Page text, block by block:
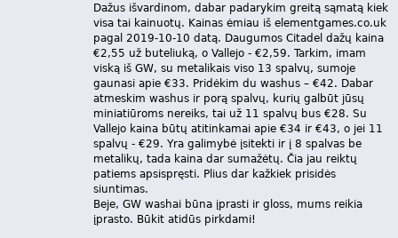
Dažus išvardinom, dabar padarykim greitą sąmatą kiek
visa tai kainuotų. Kainas ėmiau iš elementgames.co.uk
pagal 2019-10-10 datą. Daugumos Citadel dažų kaina
€2,55 už buteliuką, o Vallejo - €2,59. Tarkim, imam
viską iš GW, su metalikais viso 13 spalvų, sumoje
gaunasi apie €33. Pridėkim du washus – €42. Dabar
atmeskim washus ir porą spalvų, kurių galbūt jūsų
miniatiūroms nereiks, tai už 11 spalvų bus €28. Su
Vallejo kaina būtų atitinkamai apie €34 ir €43, o jei 11
spalvų - €29. Yra galimybė įsitekti ir į 8 spalvas be
metalikų, tada kaina dar sumažėtų. Čia jau reiktų
patiems apsispręsti. Plius dar kažkiek prisidės
siuntimas.
Beje, GW washai būna įprasti ir gloss, mums reikia
įprasto. Būkit atidūs pirkdami!